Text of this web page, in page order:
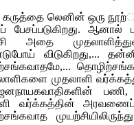
லெனின் ஒரு
பேசப்படுகிறது.
அதை
விடுகிறது,...
முதலாளி
ஜனநாயகவாதிகளின்
வர்க்கத்தின்